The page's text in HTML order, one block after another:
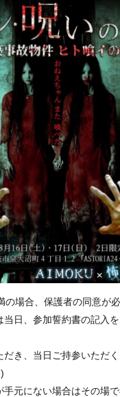
場合、保護者の同意が必
日、参加誓約書の記入
き、当日ご持参いただ
元にない場合はその場